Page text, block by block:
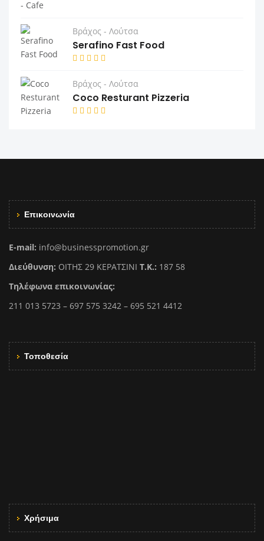
Βράχος - Λούτσα
Serafino Fast Food
Βράχος - Λούτσα
Coco Resturant Pizzeria
Επικοινωνία
E-mail: info@businesspromotion.gr
Διεύθυνση: ΟΙΤΗΣ 29 ΚΕΡΑΤΣΙΝΙ Τ.Κ.: 187 58
Τηλέφωνα επικοινωνίας:
211 013 5723 – 697 575 3242 – 695 521 4412
Τοποθεσία
Χρήσιμα